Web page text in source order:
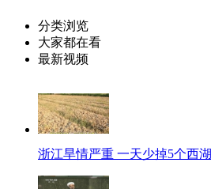
分类浏览
大家都在看
最新视频
浙江旱情严重 一天少掉5个西湖